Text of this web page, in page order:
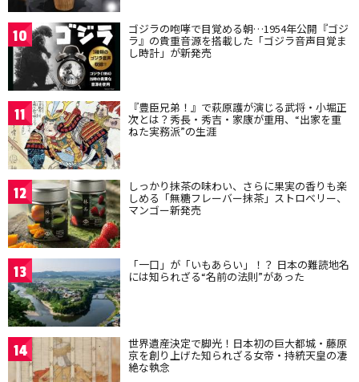
10 ゴジラの咆哮で目覚める朝…1954年公開『ゴジ
ラ』の貴重音源を搭載した「ゴジラ音声目覚ま
し時計」が新発売
11 『豊臣兄弟！』で萩原護が演じる武将・小堀正
次とは？秀長・秀吉・家康が重用、“出家を重
ねた実務派”の生涯
12 しっかり抹茶の味わい、さらに果実の香りも楽
しめる「無糖フレーバー抹茶」ストロベリー、
マンゴー新発売
13 「一口」が「いもあらい」！？ 日本の難読地名
には知られざる“名前の法則”があった
14 世界遺産決定で脚光！日本初の巨大都城・藤原
京を創り上げた知られざる女帝・持統天皇の凄
絶な執念